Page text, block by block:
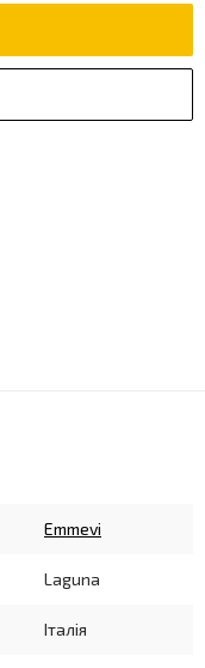
Emmevi
Laguna
Італія